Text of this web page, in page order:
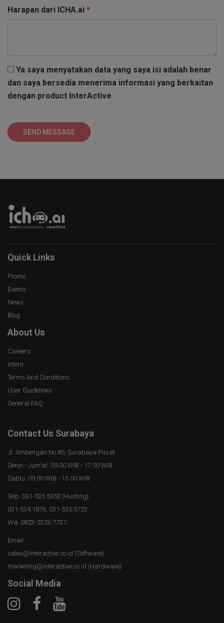
Harapan dari ICHA.ai *
Ya saya menyatakan data yang saya isi adalah benar
dan saya bersedia menerima informasi yang berkaitan
dengan product InterActive
SEND MESSAGE
Quick Links
Promo
Events
News
Blog
About Us
Careers
Intern
Terms And Conditions
User Guidelines
General FAQ
Contact Us Surabaya
Jl. Ambengan No.85, Surabaya Pusat
Senin - Jum'at: 09.00 WIB - 17.00 WIB
Sabtu: 09.00 WIB - 15.00 WIB
Telp. 031-535.5353 (Hunting),
031-534.1876, 031-535.5723
Wa. 0823-2323-7737
Email:
sales@interactive.co.id (Software)
marketing@interactive.co.id (Hardware)
Social Media